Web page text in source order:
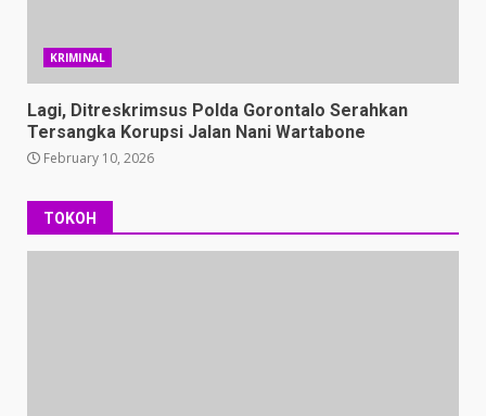
KRIMINAL
Lagi, Ditreskrimsus Polda Gorontalo Serahkan
Tersangka Korupsi Jalan Nani Wartabone
February 10, 2026
TOKOH